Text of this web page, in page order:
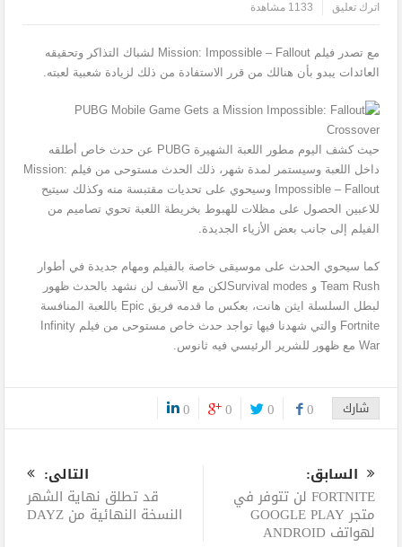
اترك تعليق
1133 مشاهدة
مع تصدر فيلم Mission: Impossible – Fallout لشباك التذاكر وتحقيقه
العائدات يبدو بأن هنالك من قرر الاستفادة من ذلك لزيادة شعبية لعبته.
حيث كشف اليوم مطور اللعبة الشهيرة PUBG عن حدث خاص أطلقه
داخل اللعبة وسيستمر لمدة شهر، ذلك الحدث مستوحى من فيلم Mission:
Impossible – Fallout وسيحوي على تحديات مقتبسة منه وكذلك سيتيح
للاعبين الحصول على مظلات للهبوط بخريطة اللعبة تحوي تصاميم من
الفيلم إلى جانب بعض الأزياء الجديدة.
كما سيحوي الحدث على موسيقى خاصة بالفيلم ومهام جديدة في أطوار
Team Rush و Survival modesلكن مع الآسف لن نشهد بالحدث ظهور
لبطل السلسلة ايثن هانت، بعكس ما قدمه فريق Epic باللعبة المنافسة
Fortnite والتي شهدنا فيها تواجد حدث خاص مستوحى من فيلم Infinity
War مع ظهور للشرير الرئيسي فيه ثانوس.
شارك 0
0
0
0
السابق:
FORTNITE لن تتوفر في
متجر GOOGLE PLAY
لهواتف ANDROID
التالى:
قد تطلق نهاية الشهر
النسخة النهائية من DAYZ